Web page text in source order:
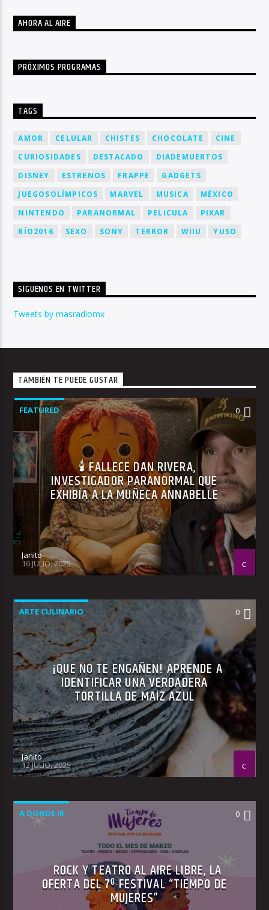
AHORA AL AIRE
PRÓXIMOS PROGRAMAS
TAGS
AMOR CELULAR CHISTES CHOCOLATE
CINE
CURIOSIDADES
DESTACADO
DIADEMUERTOS
DISNEY
ESTRENOS FRAPPE
GADGETS
JUEGOSOLÍMPICOS
MARVEL MUSICA
MÉXICO
NINTENDO
PARANORMAL PELICULA
PIXAR
RÍO2016
SEXO SONY TERROR WIIU YUSO
SÍGUENOS EN TWITTER
Tweets by masradiomx
TAMBIÉN TE PUEDE GUSTAR
FEATURED 0
🕯 FALLECE DAN RIVERA,
INVESTIGADOR PARANORMAL QUE
EXHIBÍA A LA MUÑECA ANNABELLE
Janito
16 JULIO, 2025
ARTE CULINARIO 0
¡QUE NO TE ENGAÑEN! APRENDE A
IDENTIFICAR UNA VERDADERA
TORTILLA DE MAÍZ AZUL
Janito
12 JULIO, 2025
A DONDE IR 0
ROCK Y TEATRO AL AIRE LIBRE, LA
OFERTA DEL 7º FESTIVAL “TIEMPO DE
MUJERES”